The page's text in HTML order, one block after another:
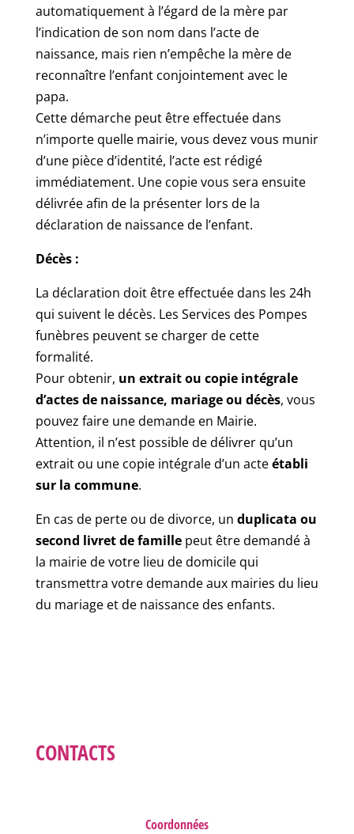
automatiquement à l’égard de la mère par
l’indication de son nom dans l’acte de
naissance, mais rien n’empêche la mère de
reconnaître l’enfant conjointement avec le
papa.
Cette démarche peut être effectuée dans
n’importe quelle mairie, vous devez vous munir
d’une pièce d’identité, l’acte est rédigé
immédiatement. Une copie vous sera ensuite
délivrée afin de la présenter lors de la
déclaration de naissance de l’enfant.
Décès :
La déclaration doit être effectuée dans les 24h
qui suivent le décès. Les Services des Pompes
funèbres peuvent se charger de cette
formalité.
Pour obtenir, un extrait ou copie intégrale
d’actes de naissance, mariage ou décès, vous
pouvez faire une demande en Mairie.
Attention, il n’est possible de délivrer qu’un
extrait ou une copie intégrale d’un acteétabli
sur la commune.
En cas de perte ou de divorce, un duplicata ou
second livret de famillepeut être demandé à
la mairie de votre lieu de domicile qui
transmettra votre demande aux mairies du lieu
du mariage et de naissance des enfants.
CONTACTS
Coordonnées